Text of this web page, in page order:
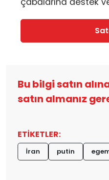
Bu bilgi satın
satın almanız
ETİKETLER:
İran putin